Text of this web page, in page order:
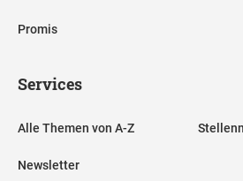
Promis
Services
Alle Themen von A-Z
Newsletter